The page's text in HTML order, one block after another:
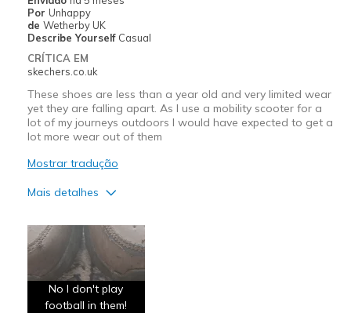
Por Unhappy
de Wetherby UK
Describe Yourself Casual
CRÍTICA EM
skechers.co.uk
These shoes are less than a year old and very limited wear
yet they are falling apart. As I use a mobility scooter for a
lot of my journeys outdoors I would have expected to get a
lot more wear out of them
Mostrar tradução
Mais detalhes
Comfortable
Contras
Poor Quality
No I don't play
football in them!